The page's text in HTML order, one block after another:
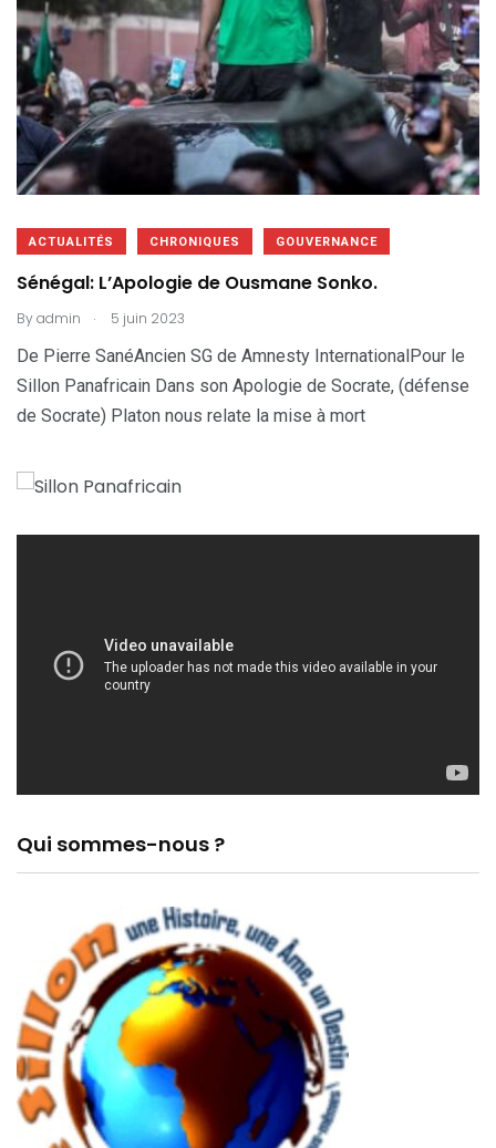
ACTUALITÉS CHRONIQUES GOUVERNANCE
Sénégal: L’Apologie de Ousmane Sonko.
Byadmin . 5 juin 2023
De Pierre SanéAncien SG de Amnesty InternationalPour le
Sillon Panafricain Dans son Apologie de Socrate, (défense
de Socrate) Platon nous relate la mise à mort
Qui sommes-nous ?